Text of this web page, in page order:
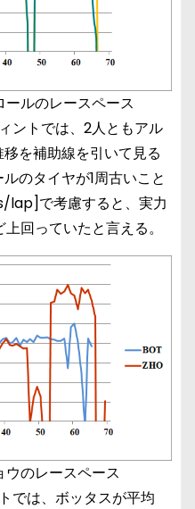
ルのレースペース
ントでは、2人ともアル
を補助線を引いて見る
のタイヤが1周古いこと
lap]で考慮すると、実力
回っていたと言える。
ウのレースペース
では、ボッタスが平均